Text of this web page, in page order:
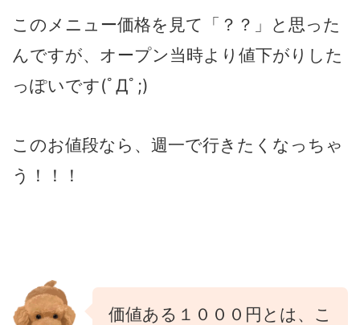
このメニュー価格を見て「？？」と思った
んですが、オープン当時より値下がりした
っぽいです(ﾟДﾟ;)
このお値段なら、週一で行きたくなっちゃ
う！！！
価値ある１０００円とは、こ